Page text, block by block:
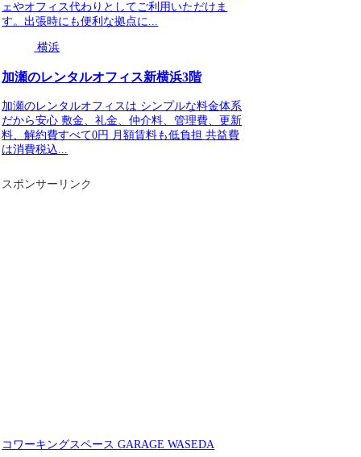
ェやオフィス代わりとしてご利用いただけま
す。出張時にも便利な拠点に...
横浜
加瀬のレンタルオフィス新横浜3階
加瀬のレンタルオフィスは シンプルな料金体系
だから安心 敷金、礼金、仲介料、管理費、更新
料、解約費すべて0円 月額賃料も低負担 共益費
は消費税込...
スポンサーリンク
コワーキングスペース GARAGE WASEDA